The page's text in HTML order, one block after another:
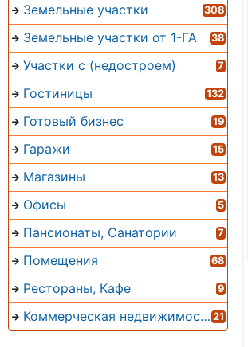
Земельные участки 308
Земельные участки от 1-ГА 38
Участки с (недостроем) 7
Гостиницы 132
Готовый бизнес 19
Гаражи 15
Магазины 13
Офисы 5
Пансионаты, Санатории 7
Помещения 68
Рестораны, Кафе 9
Коммерческая недвижимость 21